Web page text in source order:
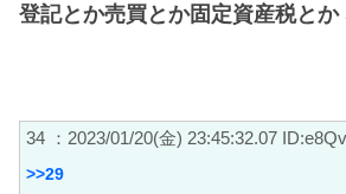
登記とか売買とか固定資産税と
34 ：2023/01/20(金) 23:45:32.07
>>29